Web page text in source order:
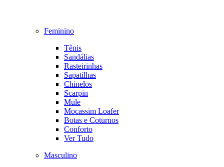
Feminino
Tênis
Sandálias
Rasteirinhas
Sapatilhas
Chinelos
Scarpin
Mule
Mocassim Loafer
Botas e Coturnos
Conforto
Ver Tudo
Masculino